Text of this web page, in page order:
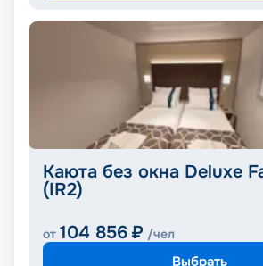
Каюта без окна Deluxe
(IR2)
от 104 856 ₽ /чел
Выбрать